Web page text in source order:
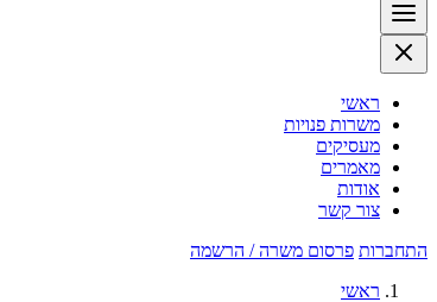
ראשי
משרות פנויות
מעסיקים
מאמרים
אודות
צור קשר
התחברות פרסום משרה / הרשמה
ראשי